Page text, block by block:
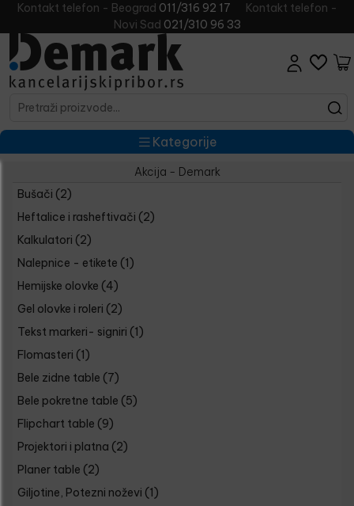
Kontakt telefon - Beograd 011/316 92 17
Kontakt telefon -
Novi Sad 021/310 96 33
Kategorije
Akcija - Demark
Bušači (2)
Heftalice i rasheftivači (2)
Kalkulatori (2)
Nalepnice - etikete (1)
Hemijske olovke (4)
Gel olovke i roleri (2)
Tekst markeri- signiri (1)
Flomasteri (1)
Bele zidne table (7)
Bele pokretne table (5)
Flipchart table (9)
Projektori i platna (2)
Planer table (2)
Giljotine, Potezni noževi (1)